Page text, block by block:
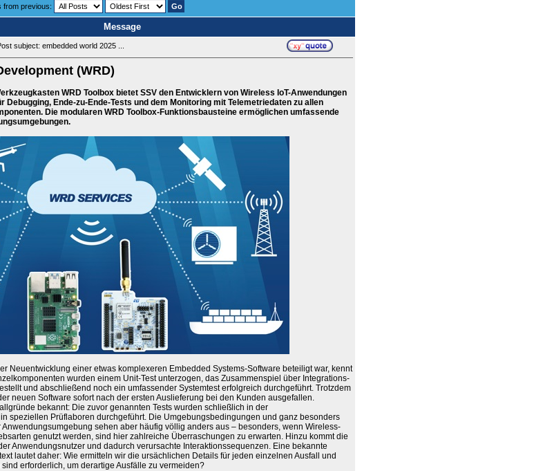
from previous:
Message
subject: embedded world 2025 ...
(WRD)
WRD Toolbox bietet SSV den Entwicklern von Wireless IoT-Anwendungen
Debugging, Ende-zu-Ende-Tests und dem Monitoring mit Telemetriedaten zu allen
Die modularen WRD Toolbox-Funktionsbausteine ermöglichen umfassende
Neuentwicklung einer etwas komplexeren Embedded Systems-Software beteiligt war, kennt
wurden einem Unit-Test unterzogen, das Zusammenspiel über Integrations-
und abschließend noch ein umfassender Systemtest erfolgreich durchgeführt. Trotzdem
neuen Software sofort nach der ersten Auslieferung bei den Kunden ausgefallen.
bekannt: Die zuvor genannten Tests wurden schließlich in der
speziellen Prüflaboren durchgeführt. Die Umgebungsbedingungen und ganz besonders
sehen aber häufig völlig anders aus – besonders, wenn Wireless-
genutzt werden, sind hier zahlreiche Überraschungen zu erwarten. Hinzu kommt die
Anwendungsnutzer und dadurch verursachte Interaktionssequenzen. Eine bekannte
lautet daher: Wie ermitteln wir die ursächlichen Details für jeden einzelnen Ausfall und
erforderlich, um derartige Ausfälle zu vermeiden?